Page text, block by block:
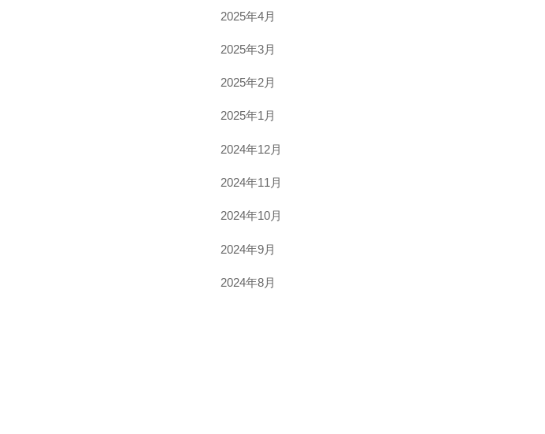
2025年4月
2025年3月
2025年2月
2025年1月
2024年12月
2024年11月
2024年10月
2024年9月
2024年8月